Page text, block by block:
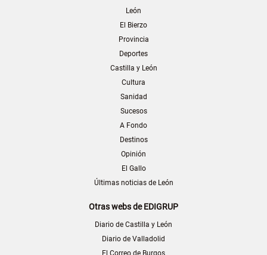
León
El Bierzo
Provincia
Deportes
Castilla y León
Cultura
Sanidad
Sucesos
A Fondo
Destinos
Opinión
El Gallo
Últimas noticias de León
Otras webs de EDIGRUP
Diario de Castilla y León
Diario de Valladolid